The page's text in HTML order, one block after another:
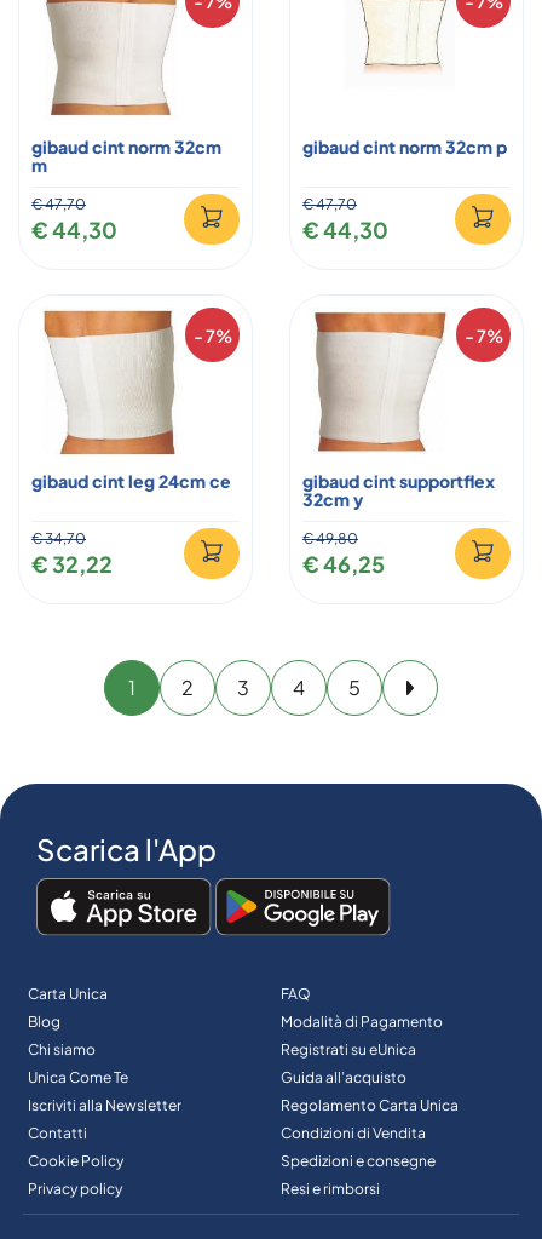
gibaud cint norm 32cm
m
€ 47,70
€ 44,30
gibaud cint norm 32cm p
€ 47,70
€ 44,30
- 7%
gibaud cint leg 24cm ce
€ 34,70
€ 32,22
- 7%
gibaud cint supportflex
32cm y
€ 49,80
€ 46,25
1 2 3 4 5 Avanti
Scarica l'App
Carta Unica
Blog
Chi siamo
Unica Come Te
Iscriviti alla Newsletter
Contatti
Cookie Policy
Privacy policy
FAQ
Modalità di Pagamento
Registrati su eUnica
Guida all’acquisto
Regolamento Carta Unica
Condizioni di Vendita
Spedizioni e consegne
Resi e rimborsi